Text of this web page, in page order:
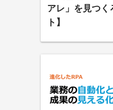
アレ」を見つ
ト】